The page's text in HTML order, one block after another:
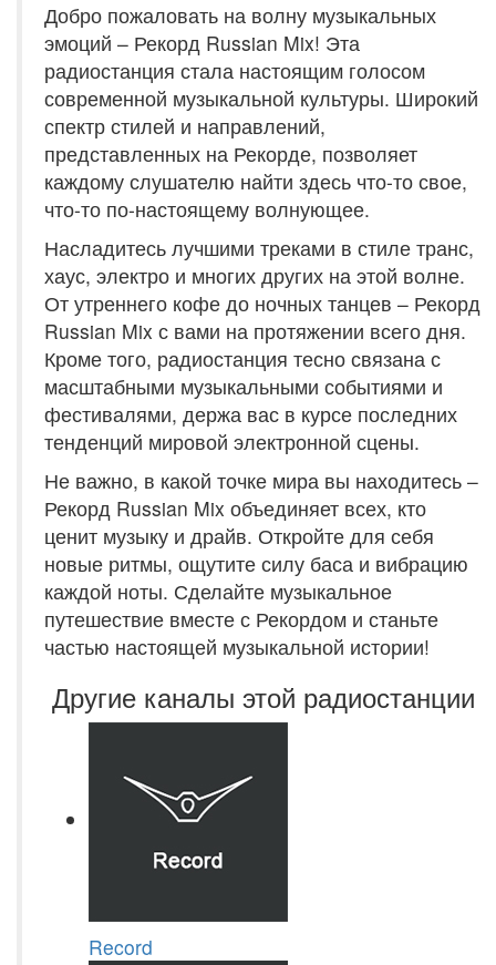
Добро пожаловать на волну музыкальных
эмоций – Рекорд Russian Mix! Эта
радиостанция стала настоящим голосом
современной музыкальной культуры. Широкий
спектр стилей и направлений,
представленных на Рекорде, позволяет
каждому слушателю найти здесь что-то свое,
что-то по-настоящему волнующее.
Насладитесь лучшими треками в стиле транс,
хаус, электро и многих других на этой волне.
От утреннего кофе до ночных танцев – Рекорд
Russian Mix с вами на протяжении всего дня.
Кроме того, радиостанция тесно связана с
масштабными музыкальными событиями и
фестивалями, держа вас в курсе последних
тенденций мировой электронной сцены.
Не важно, в какой точке мира вы находитесь –
Рекорд Russian Mix объединяет всех, кто
ценит музыку и драйв. Откройте для себя
новые ритмы, ощутите силу баса и вибрацию
каждой ноты. Сделайте музыкальное
путешествие вместе с Рекордом и станьте
частью настоящей музыкальной истории!
Другие каналы этой радиостанции
Record